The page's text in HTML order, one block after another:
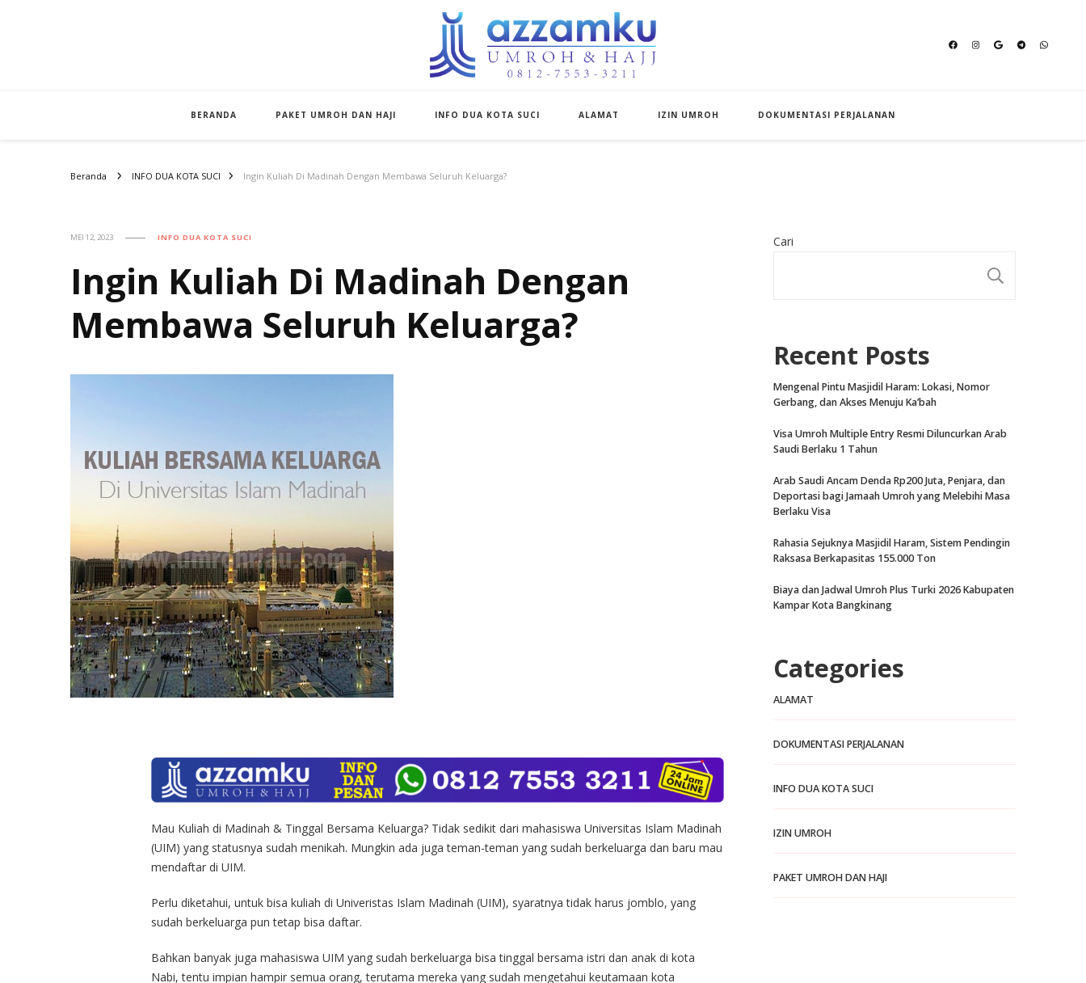
BERANDA PAKET UMROH DAN HAJI INFO DUA KOTA SUCI ALAMAT IZIN UMROH DOKUMENTASI PERJALANAN
Beranda INFO DUA KOTA SUCI Ingin Kuliah Di Madinah Dengan Membawa Seluruh Keluarga?
MEI 12, 2023 INFO DUA KOTA SUCI
Ingin Kuliah Di Madinah Dengan
Membawa Seluruh Keluarga?
Mau Kuliah di Madinah & Tinggal Bersama Keluarga? Tidak sedikit dari mahasiswa Universitas Islam Madinah
(UIM) yang statusnya sudah menikah. Mungkin ada juga teman-teman yang sudah berkeluarga dan baru mau
mendaftar di UIM.
Perlu diketahui, untuk bisa kuliah di Univeristas Islam Madinah (UIM), syaratnya tidak harus jomblo, yang
sudah berkeluarga pun tetap bisa daftar.
Bahkan banyak juga mahasiswa UIM yang sudah berkeluarga bisa tinggal bersama istri dan anak di kota
Nabi, tentu impian hampir semua orang, terutama mereka yang sudah mengetahui keutamaan kota
Cari
Recent Posts
Mengenal Pintu Masjidil Haram: Lokasi, Nomor
Gerbang, dan Akses Menuju Ka’bah
Visa Umroh Multiple Entry Resmi Diluncurkan Arab
Saudi Berlaku 1 Tahun
Arab Saudi Ancam Denda Rp200 Juta, Penjara, dan
Deportasi bagi Jamaah Umroh yang Melebihi Masa
Berlaku Visa
Rahasia Sejuknya Masjidil Haram, Sistem Pendingin
Raksasa Berkapasitas 155.000 Ton
Biaya dan Jadwal Umroh Plus Turki 2026 Kabupaten
Kampar Kota Bangkinang
Categories
ALAMAT
DOKUMENTASI PERJALANAN
INFO DUA KOTA SUCI
IZIN UMROH
PAKET UMROH DAN HAJI